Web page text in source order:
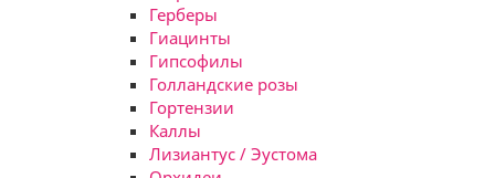
Герберы
Гиацинты
Гипсофилы
Голландские розы
Гортензии
Каллы
Лизиантус / Эустома